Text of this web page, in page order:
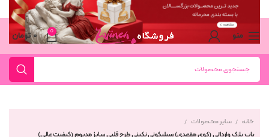
منو 0 ۰ تومان
خانه
سایر محصولات
بات پلاگ وارداتی (گوی مقعدی) سیلیکونی نگینی طرح قلبی سایز مدیوم (کیفیت عالی)